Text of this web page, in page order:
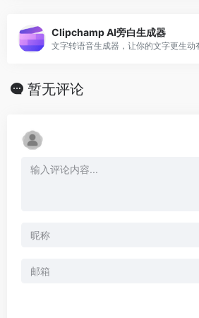
Clipchamp AI旁白生成器
暂无评论